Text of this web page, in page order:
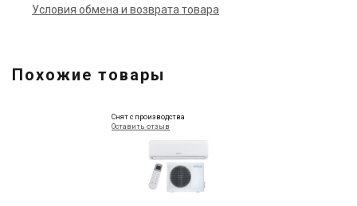
Условия обмена и возврата товара
Похожие товары
Снят с производства
Оставить отзыв